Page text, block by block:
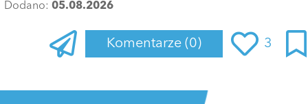
Dodano: 05.08.2026
Komentarze (0) 3